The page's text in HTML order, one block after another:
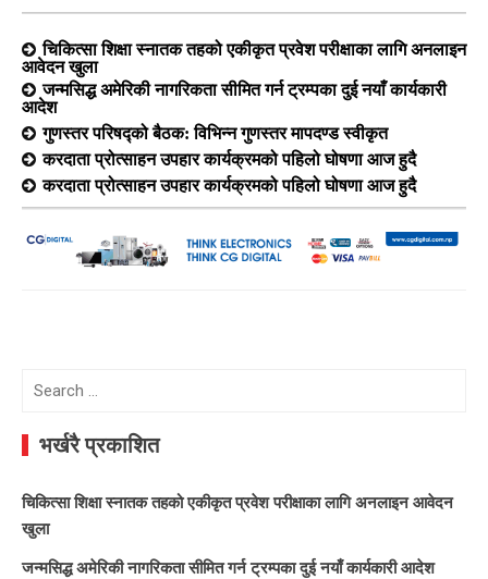
चिकित्सा शिक्षा स्नातक तहको एकीकृत प्रवेश परीक्षाका लागि अनलाइन
आवेदन खुला
जन्मसिद्ध अमेरिकी नागरिकता सीमित गर्न ट्रम्पका दुई नयाँ कार्यकारी
आदेश
गुणस्तर परिषद्को बैठक: विभिन्न गुणस्तर मापदण्ड स्वीकृत
करदाता प्रोत्साहन उपहार कार्यक्रमको पहिलो घोषणा आज हुदै
करदाता प्रोत्साहन उपहार कार्यक्रमको पहिलो घोषणा आज हुदै
Search
भर्खरै प्रकाशित
चिकित्सा शिक्षा स्नातक तहको एकीकृत प्रवेश परीक्षाका लागि अनलाइन आवेदन
खुला
जन्मसिद्ध अमेरिकी नागरिकता सीमित गर्न ट्रम्पका दुई नयाँ कार्यकारी आदेश